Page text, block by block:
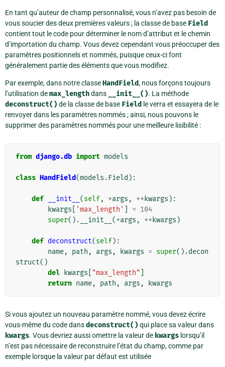
En tant qu’auteur de champ personnalisé, vous n’avez pas besoin de
vous soucier des deux premières valeurs ; la classe de base Field
contient tout le code pour déterminer le nom d’attribut et le chemin
d’importation du champ. Vous devez cependant vous préoccuper des
paramètres positionnels et nommés, puisque ceux-ci font
généralement partie des éléments que vous modifiez.
Par exemple, dans notre classeHandField, nous forçons toujours
l’utilisation demax_lengthdans __init__(). La méthode
deconstruct() de la classe de base Field le verra et essayera de le
renvoyer dans les paramètres nommés ; ainsi, nous pouvons le
supprimer des paramètres nommés pour une meilleure lisibilité :
from django.db import models
class HandField(models . Field ):
def __init__ (self, *args , **kwargs ):
kwargs
'max_length' = 104
super() . __init__ (*args , **kwargs )
def deconstruct(self):
name, path , args , kwargs = super() .decon
struct()
del kwargs "max_length"
return name, path , args , kwargs
Si vous ajoutez un nouveau paramètre nommé, vous devez écrire
vous-même du code dansdeconstruct() qui place sa valeur dans
kwargs. Vous devriez aussi omettre la valeur de kwargs lorsqu’il
n’est pas nécessaire de reconstruire l’état du champ, comme par
exemple lorsque la valeur par défaut est utilisée